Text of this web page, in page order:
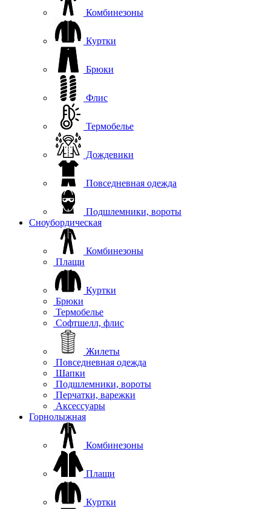
Комбинезоны
Куртки
Брюки
Флис
Термобелье
Дождевики
Повседневная одежда
Подшлемники, вороты
Сноубордическая
Комбинезоны
Плащи
Куртки
Брюки
Термобелье
Софтшелл, флис
Жилеты
Повседневная одежда
Шапки
Подшлемники, вороты
Перчатки, варежки
Аксессуары
Горнолыжная
Комбинезоны
Плащи
Куртки